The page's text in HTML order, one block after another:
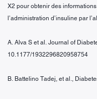
X2 pour obtenir des
l’administration d’insuline par
A. Alva S et al. Journal of
10.1177/1932296820958754
B. Battelino Tadej, et al.,